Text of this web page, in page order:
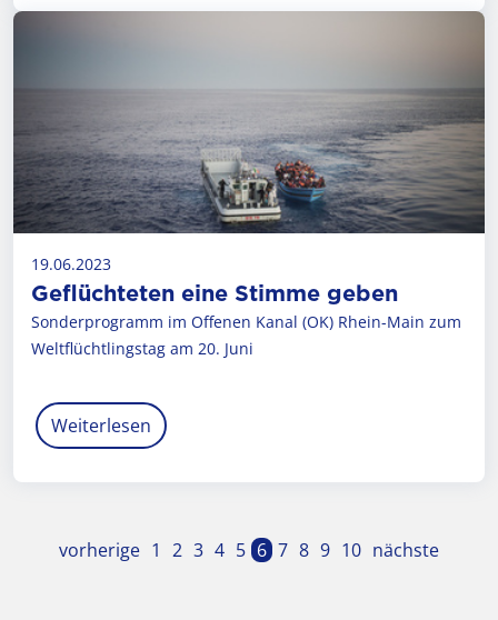
19.06.2023
Geflüchteten eine Stimme geben
Sonderprogramm im Offenen Kanal (OK) Rhein-Main zum
Weltflüchtlingstag am 20. Juni
Weiterlesen
vorherige 1 2 3 4 5 6 7 8 9 10 nächste